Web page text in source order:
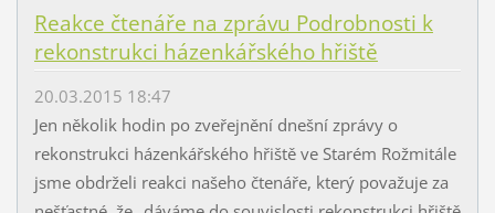
Reakce čtenáře na zprávu Podrobnosti k
rekonstrukci házenkářského hřiště
20.03.2015 18:47
Jen několik hodin po zveřejnění dnešní zprávy o
rekonstrukci házenkářského hřiště ve Starém Rožmitále
jsme obdrželi reakci našeho čtenáře, který považuje za